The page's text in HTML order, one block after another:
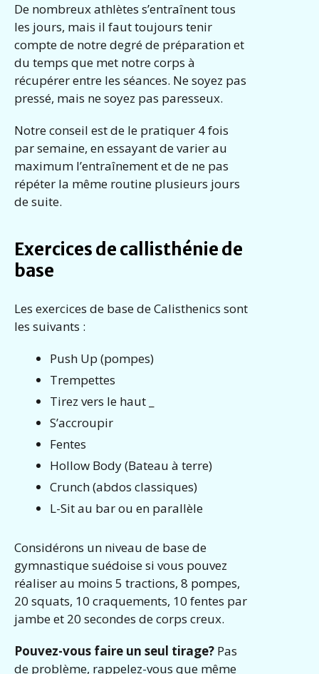
De nombreux athlètes s’entraînent tous
les jours, mais il faut toujours tenir
compte de notre degré de préparation et
du temps que met notre corps à
récupérer entre les séances. Ne soyez pas
pressé, mais ne soyez pas paresseux.
Notre conseil est de le pratiquer 4 fois
par semaine, en essayant de varier au
maximum l’entraînement et de ne pas
répéter la même routine plusieurs jours
de suite.
Exercices de callisthénie de
base
Les exercices de base de Calisthenics sont
les suivants :
Push Up (pompes)
Trempettes
Tirez vers le haut _
S’accroupir
Fentes
Hollow Body (Bateau à terre)
Crunch (abdos classiques)
L-Sit au bar ou en parallèle
Considérons un niveau de base de
gymnastique suédoise si vous pouvez
réaliser au moins 5 tractions, 8 pompes,
20 squats, 10 craquements, 10 fentes par
jambe et 20 secondes de corps creux.
Pouvez-vous faire un seul tirage? Pas
de problème, rappelez-vous que même